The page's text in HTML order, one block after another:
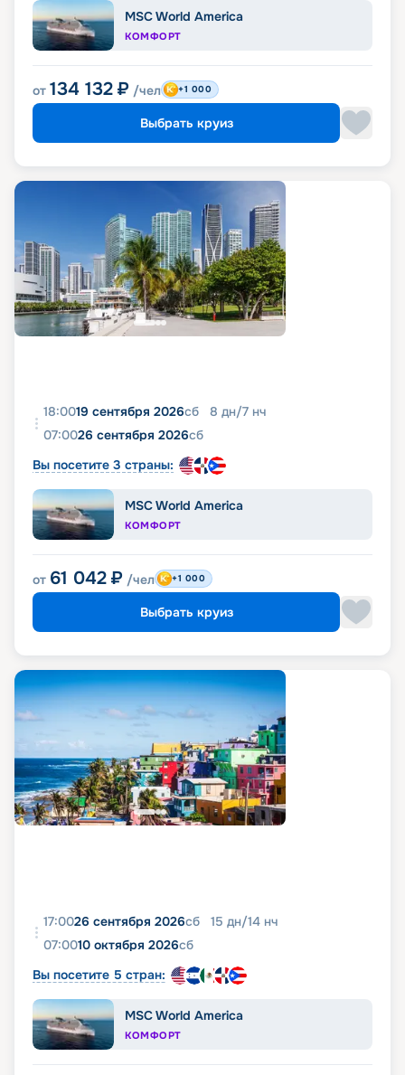
MSC World America
КОМФОРТ
от 134 132 ₽ /чел +1 000
Выбрать круиз
18:0019 сентября 2026сб 8 дн/7 нч
07:0026 сентября 2026сб
Вы посетите 3 страны:
MSC World America
КОМФОРТ
от 61 042 ₽ /чел +1 000
Выбрать круиз
17:0026 сентября 2026сб 15 дн/14 нч
07:0010 октября 2026сб
Вы посетите 5 стран:
MSC World America
КОМФОРТ